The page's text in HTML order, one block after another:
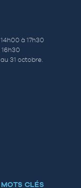
à 17h30
31 octobre.
CLÉS